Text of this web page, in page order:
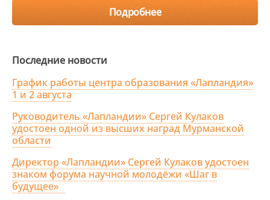
Подробнее
Последние новости
График работы центра образования «Лапландия»
1 и 2 августа
Руководитель «Лапландии» Сергей Кулаков
удостоен одной из высших наград Мурманской
области
Директор «Лапландии» Сергей Кулаков удостоен
знаком форума научной молодёжи «Шаг в
будущее»